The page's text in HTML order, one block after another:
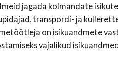
jagada kolmandate
transpordi- ja
on isikuandmete
vajalikud